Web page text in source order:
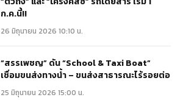
ก.ค.นี้!!
26 มิถุนายน 2026 10:10 น.
“สรรเพชญ” ดัน “School & Taxi Boat”
เชื่อมขนส่งทางน้ำ – ขนส่งสาธารณะไร้รอยต่อ
25 มิถุนายน 2026 15:00 น.